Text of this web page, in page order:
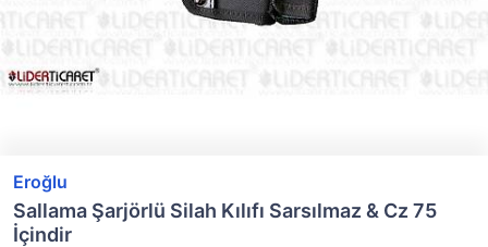
Eroğlu
Sallama Şarjörlü Silah Kılıfı Sarsılmaz & Cz 75
İçindir